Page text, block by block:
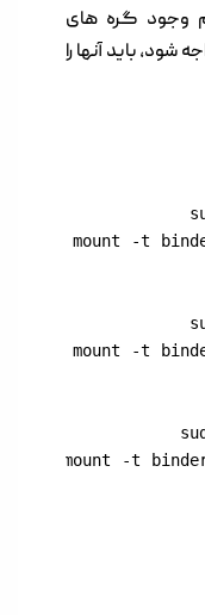
وجود گره های
شود، باید آنها را
sudo mount -t